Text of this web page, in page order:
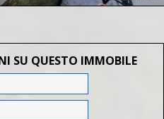
SU QUESTO IMMOBILE